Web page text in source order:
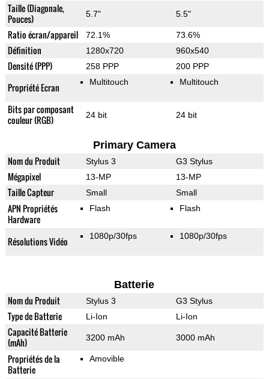
Taille (Diagonale,
Pouces)
5.7" 5.5"
Ratio écran/appareil 72.1% 73.6%
Définition 1280x720 960x540
Densité (PPP) 258 PPP 200 PPP
Propriété Ecran Multitouch Multitouch
Bits par composant
couleur (RGB)
24 bit 24 bit
Primary Camera
Nom du Produit Stylus 3 G3 Stylus
Mégapixel 13-MP 13-MP
Taille Capteur Small Small
APN Propriétés
Hardware
Flash Flash
Résolutions Vidéo 1080p/30fps 1080p/30fps
Batterie
Nom du Produit Stylus 3 G3 Stylus
Type de Batterie Li-Ion Li-Ion
Capacité Batterie
(mAh)
3200 mAh 3000 mAh
Propriétés de la
Batterie
Amovible